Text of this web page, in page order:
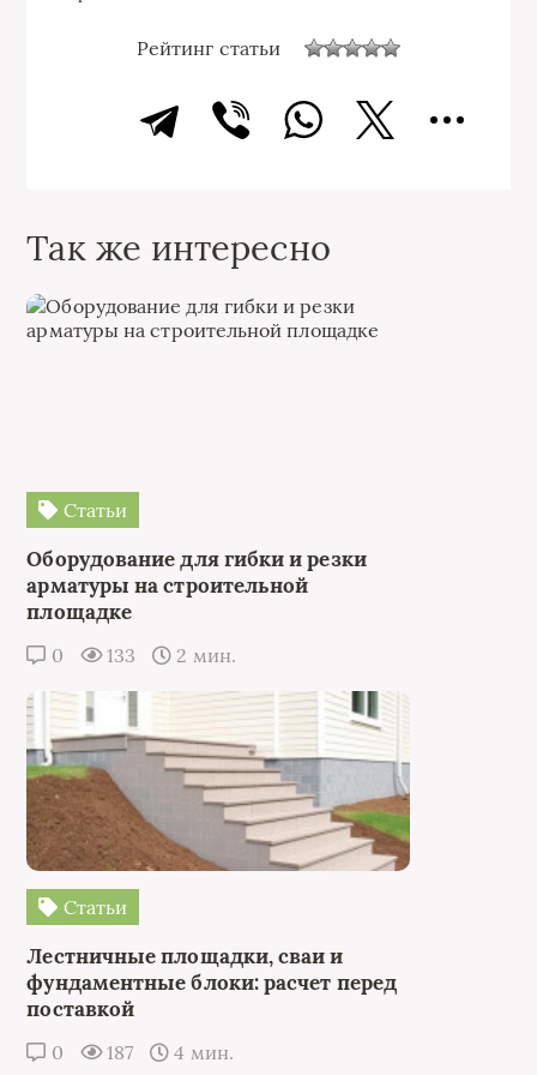
Рейтинг статьи
Так же интересно
Статьи
Оборудование для гибки и резки
арматуры на строительной
площадке
0 133 2 мин.
Статьи
Лестничные площадки, сваи и
фундаментные блоки: расчет перед
поставкой
0 187 4 мин.